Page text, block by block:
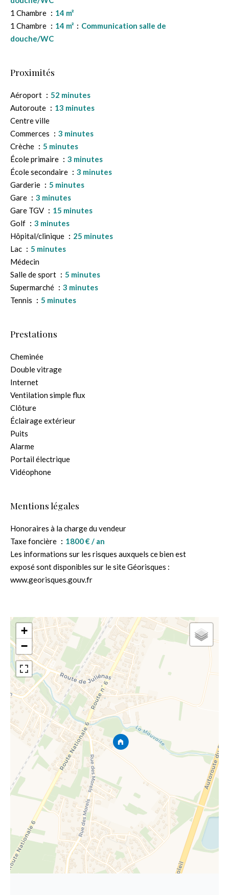
1 Chambre
14 m²
1 Chambre
14 m²
Communication salle de
douche/WC
Proximités
Aéroport
52 minutes
Autoroute
13 minutes
Centre ville
Commerces
3 minutes
Crèche
5 minutes
École primaire
3 minutes
École secondaire
3 minutes
Garderie
5 minutes
Gare
3 minutes
Gare TGV
15 minutes
Golf
3 minutes
Hôpital/clinique
25 minutes
Lac
5 minutes
Médecin
Salle de sport
5 minutes
Supermarché
3 minutes
Tennis
5 minutes
Prestations
Cheminée
Double vitrage
Internet
Ventilation simple flux
Clôture
Éclairage extérieur
Puits
Alarme
Portail électrique
Vidéophone
Mentions légales
Honoraires à la charge du vendeur
Taxe foncière
1800 € / an
Les informations sur les risques auxquels ce bien est
exposé sont disponibles sur le site Géorisques :
www.georisques.gouv.fr
+
−